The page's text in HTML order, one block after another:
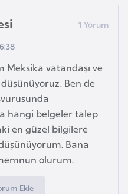
Meksika vatandaşı ve
Ben de
hangi belgeler talep
en güzel bilgilere
Bana
olurum.
Ekle